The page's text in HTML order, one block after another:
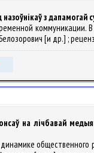
з дапамогай
[и др.] ;
на лічбавай